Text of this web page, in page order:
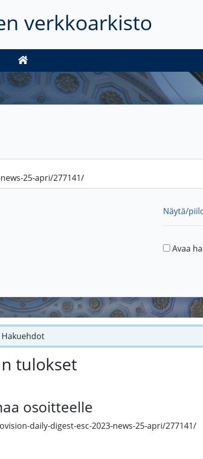
verkkoarkisto
Näytä/
Avaa
Hakuehdot
tulokset
osoitteelle
daily-digest-esc-2023-news-25-apri/277141/